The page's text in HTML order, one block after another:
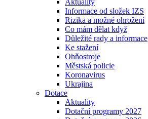
Aktuality
Informace od složek IZS
Rizika a možné ohrožení
Co mám dělat když
Důležité rady a informace
Ke stažení
Ohňostroje
Městská policie
Koronavirus
Ukrajina
Dotace
Aktuality
Dotační programy 2027